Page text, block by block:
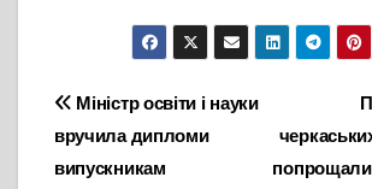
Навігація
записів
Міністр освіти і науки
вручила дипломи
випускникам